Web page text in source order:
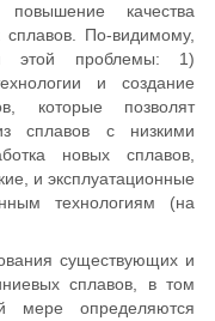
качества
По-видимому,
этой проблемы: 1)
и создание
которые позволят
сплавов с низкими
новых сплавов,
и эксплуатационные
технологиям (на
существующих и
сплавов, в том
мере определяются